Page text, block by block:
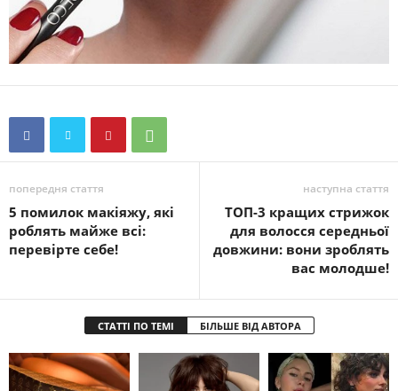
попередня стаття
5 помилок макіяжу, які
роблять майже всі:
перевірте себе!
наступна стаття
ТОП-3 кращих стрижок
для волосся середньої
довжини: вони зроблять
вас молодше!
СТАТТІ ПО ТЕМІ БІЛЬШЕ ВІД АВТОРА